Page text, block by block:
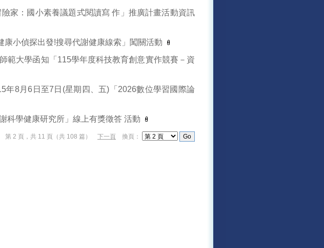
家：國小素養議題式閱讀寫 作」推廣計畫活動資訊
康小偵探出發!搜尋代謝健康線索」闖關活動
範大學函知「115學年度科技教育創意實作競賽－資
年8月6日至7日(星期四、五)「2026數位學習國際論
科學健康研究所」線上有獎徵答 活動
第 2 頁，共 11 頁（共 108 篇） 下一頁 換頁：